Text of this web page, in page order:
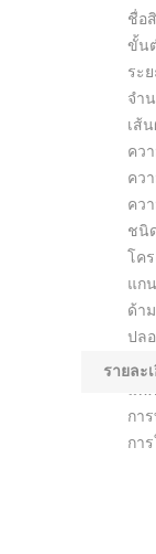
ชื่อ
ขั้น
ระ
จำ
เส้
คว
คว
คว
ชนิ
โค
แก
ด้า
ปล
ระบ
แพ
กา
กา
รายละ